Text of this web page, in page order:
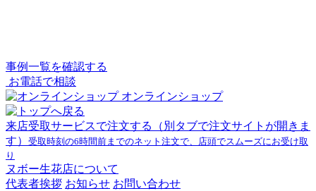
事例一覧を確認する
お電話で相談
オンラインショップ
来店受取サービスで注文する
（別タブで注文サイトが開きま
す） 受取時刻の6時間前までのネット注文で、店頭でスムーズにお受け取
り
ヌボー生花店について
代表者挨拶 お知らせ お問い合わせ